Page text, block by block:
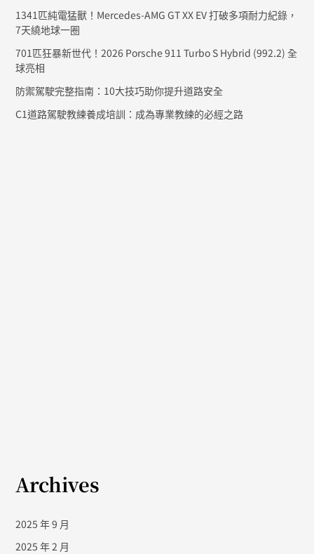
1341匹純電猛獸！Mercedes-AMG GT XX EV 打破多項耐力紀錄，
7天繞地球一圈
701匹狂暴新世代！2026 Porsche 911 Turbo S Hybrid (992.2) 全
球亮相
防禦駕駛完整指南：10大技巧助你提升道路安全
C1道路駕駛教練養成培訓：成為專業教練的必經之路
Archives
2025 年 9 月
2025 年 2 月